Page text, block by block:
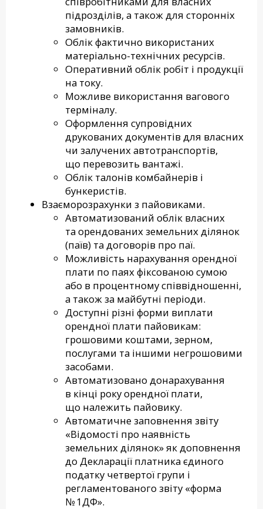
підрозділів, а також для сторонніх
замовників.
Облік фактично використаних
матеріально-технічних ресурсів.
Оперативний облік робіт і продукції
на току.
Можливе використання вагового
терміналу.
Оформлення супровідних
друкованих документів для власних
чи залучених автотранспортів,
що перевозить вантажі.
Облік талонів комбайнерів і
бункеристів.
Взаєморозрахунки з пайовиками.
Автоматизований облік власних
та орендованих земельних ділянок
(паїв) та договорів про паї.
Можливість нарахування орендної
плати по паях фіксованою сумою
або в процентному співвідношенні,
а також за майбутні періоди.
Доступні різні форми виплати
орендної плати пайовикам:
грошовими коштами, зерном,
послугами та іншими негрошовими
засобами.
Автоматизовано донарахування
в кінці року орендної плати,
що належить пайовику.
Автоматичне заповнення звіту
«Відомості про наявність
земельних ділянок» як доповнення
до Декларації платника єдиного
податку четвертої групи і
регламентованого звіту «форма
№ 1ДФ».